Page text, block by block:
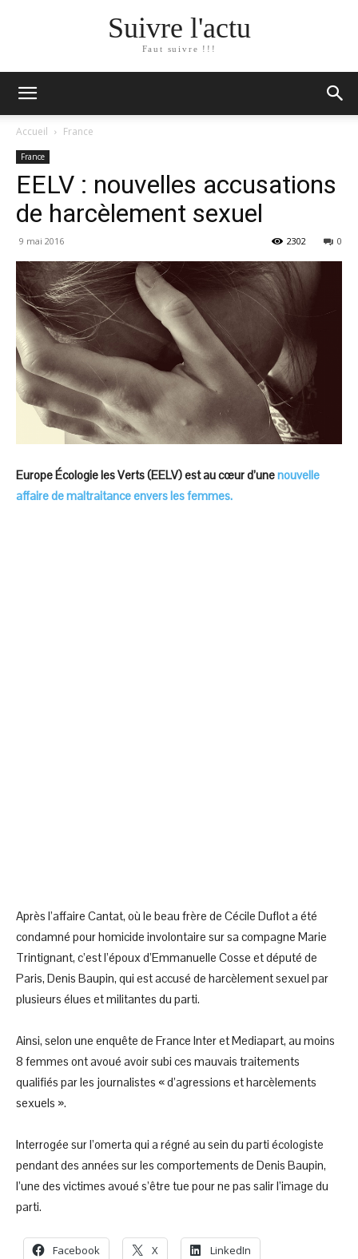
Suivre l'actu
Faut suivre !!!
Accueil France
France
EELV : nouvelles accusations
de harcèlement sexuel
9 mai 2016 0
2302
Europe Écologie les Verts (EELV) est au cœur d’unenouvelle
affaire de maltraitance envers les femmes.
Après l’affaire Cantat, où le beau frère de Cécile Duflot a été
condamné pour homicide involontaire sur sa compagne Marie
Trintignant, c’est l’époux d’Emmanuelle Cosse et député de
Paris, Denis Baupin, qui est accusé de harcèlement sexuel par
plusieurs élues et militantes du parti.
Ainsi, selon une enquête de France Inter et Mediapart, au moins
8 femmes ont avoué avoir subi ces mauvais traitements
qualifiés par les journalistes « d’agressions et harcèlements
sexuels ».
Interrogée sur l’omerta qui a régné au sein du parti écologiste
pendant des années sur les comportements de Denis Baupin,
l’une des victimes avoué s’être tue pour ne pas salir l’image du
parti.
Facebook X LinkedIn